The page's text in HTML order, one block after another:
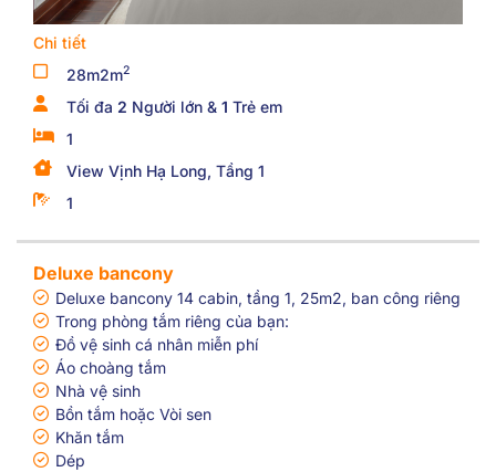
Chi tiết
28m2m2
Tối đa 2 Người lớn & 1 Trẻ em
1
View Vịnh Hạ Long, Tầng 1
1
Deluxe bancony
Deluxe bancony 14 cabin, tầng 1, 25m2, ban công riêng
Trong phòng tắm riêng của bạn:
Đồ vệ sinh cá nhân miễn phí
Áo choàng tắm
Nhà vệ sinh
Bồn tắm hoặc Vòi sen
Khăn tắm
Dép